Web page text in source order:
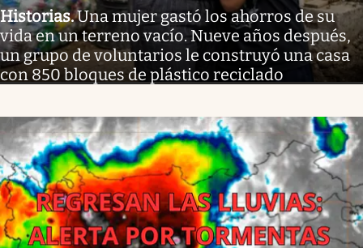
Historias.Una mujer gastó los ahorros de su
vida en un terreno vacío. Nueve años después,
un grupo de voluntarios le construyó una casa
con 850 bloques de plástico reciclado